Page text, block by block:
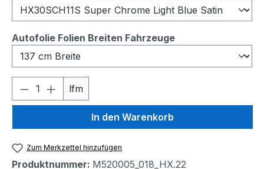
Autofolie Folien Breiten Fahrzeugeauswählen
Produkt Anzahl: Gib den
lfm
In den Warenkorb
Zum Merkzettel hinzufügen
Produktnummer: M520005_018_HX.22